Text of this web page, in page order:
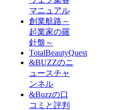
マニュアル
創業航路～
起業家の羅
針盤～
TotalBeautyQuest
&BUZZのニ
ュースチャ
ンネル
&Buzzの口
コミと評判